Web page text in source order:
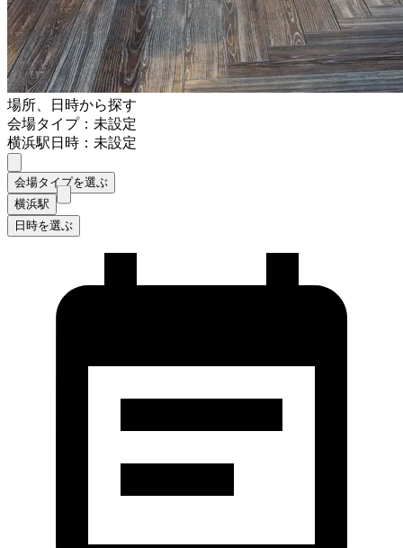
場所、日時から探す
会場タイプ：未設定
横浜駅日時：未設定
会場タイプを選ぶ
横浜駅
日時を選ぶ